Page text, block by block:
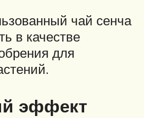
чай сенча
в качестве
для
эффект